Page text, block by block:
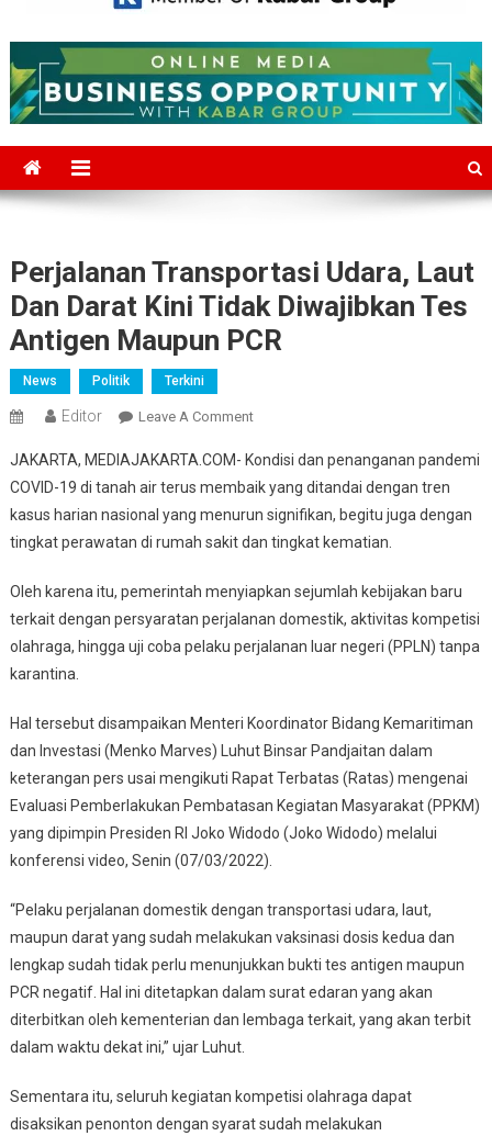
Mediajakarta.com
Perjalanan Transportasi Udara, Laut
Dan Darat Kini Tidak Diwajibkan Tes
Antigen Maupun PCR
News Politik Terkini
Editor Leave A CommentOn
Transportasi
Udara,
Laut
Dan
Kini
Tidak
Diwajibkan
Maupun
PCR
JAKARTA, MEDIAJAKARTA.COM- Kondisi dan penanganan pandemi
COVID-19 di tanah air terus membaik yang ditandai dengan tren
kasus harian nasional yang menurun signifikan, begitu juga dengan
tingkat perawatan di rumah sakit dan tingkat kematian.
Oleh karena itu, pemerintah menyiapkan sejumlah kebijakan baru
terkait dengan persyaratan perjalanan domestik, aktivitas kompetisi
olahraga, hingga uji coba pelaku perjalanan luar negeri (PPLN) tanpa
karantina.
Hal tersebut disampaikan Menteri Koordinator Bidang Kemaritiman
dan Investasi (Menko Marves) Luhut Binsar Pandjaitan dalam
keterangan pers usai mengikuti Rapat Terbatas (Ratas) mengenai
Evaluasi Pemberlakukan Pembatasan Kegiatan Masyarakat (PPKM)
yang dipimpin Presiden RI Joko Widodo (Joko Widodo) melalui
konferensi video, Senin (07/03/2022).
“Pelaku perjalanan domestik dengan transportasi udara, laut,
maupun darat yang sudah melakukan vaksinasi dosis kedua dan
lengkap sudah tidak perlu menunjukkan bukti tes antigen maupun
PCR negatif. Hal ini ditetapkan dalam surat edaran yang akan
diterbitkan oleh kementerian dan lembaga terkait, yang akan terbit
dalam waktu dekat ini,” ujar Luhut.
Sementara itu, seluruh kegiatan kompetisi olahraga dapat
disaksikan penonton dengan syarat sudah melakukan